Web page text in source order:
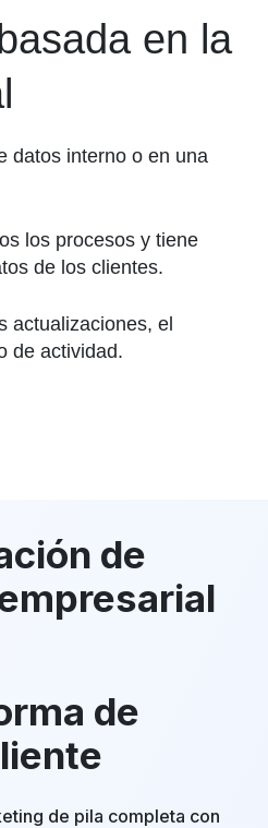
en la
datos interno o en una
los procesos y tiene
de los clientes.
actualizaciones, el
de actividad.
de
de
de pila completa con